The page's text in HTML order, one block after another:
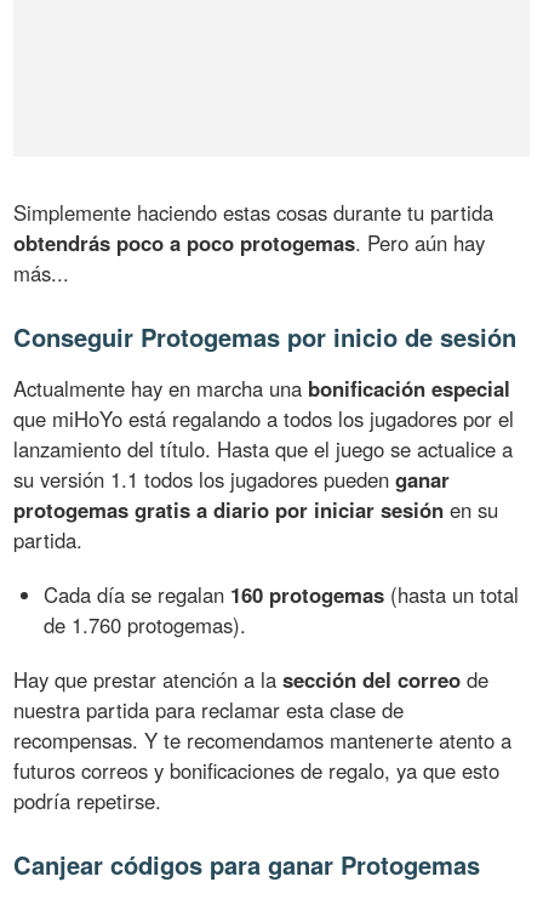
Simplemente haciendo estas cosas durante tu partida
obtendrás poco a poco protogemas. Pero aún hay
más...
Conseguir Protogemas por inicio de sesión
Actualmente hay en marcha una bonificación especial
que miHoYo está regalando a todos los jugadores por el
lanzamiento del título. Hasta que el juego se actualice a
su versión 1.1 todos los jugadores puedenganar
protogemas gratis a diario por iniciar sesión en su
partida.
Cada día se regalan 160 protogemas (hasta un total
de 1.760 protogemas).
Hay que prestar atención a lasección del correo de
nuestra partida para reclamar esta clase de
recompensas. Y te recomendamos mantenerte atento a
futuros correos y bonificaciones de regalo, ya que esto
podría repetirse.
Canjear códigos para ganar Protogemas